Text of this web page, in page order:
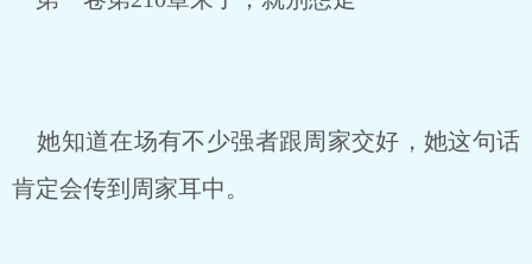
她知道在场有不少强者跟周家交好，她这句话
肯定会传到周家耳中。